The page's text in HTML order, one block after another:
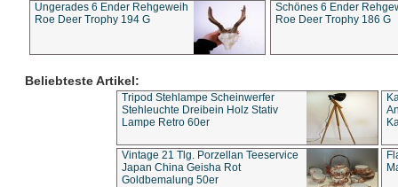
Ungerades 6 Ender Rehgeweih
Roe Deer Trophy 194 G
Schönes 6 Ender
Roe Deer Trophy 186 G
Beliebteste Artikel:
Tripod Stehlampe Scheinwerfer
Stehleuchte Dreibein Holz Stativ
Lampe Retro 60er
Vintage 21 Tlg. Porzellan Teeservice
Japan China Geisha Rot
Goldbemalung 50er